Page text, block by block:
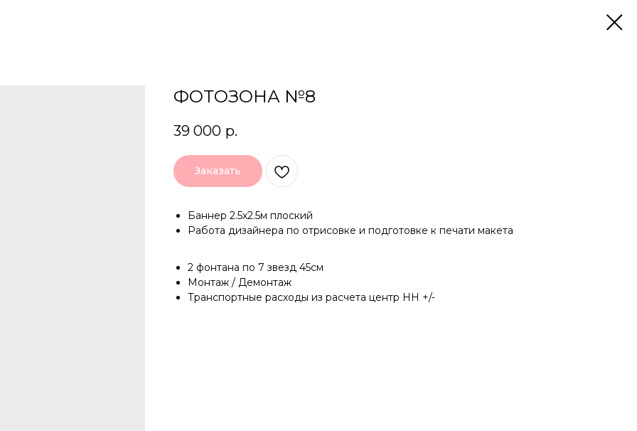
ФОТОЗОНА №8
39 000 р.
Заказать
Баннер 2.5х2.5м плоский
Работа дизайнера по отрисовке и подготовке к печати макета
2 фонтана по 7 звезд 45см
Монтаж / Демонтаж
Транспортные расходы из расчета центр НН +/-